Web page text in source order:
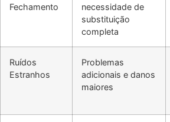
Fechamento
necessidade de
substituição
completa
Ruídos
Estranhos
Problemas
adicionais e danos
maiores